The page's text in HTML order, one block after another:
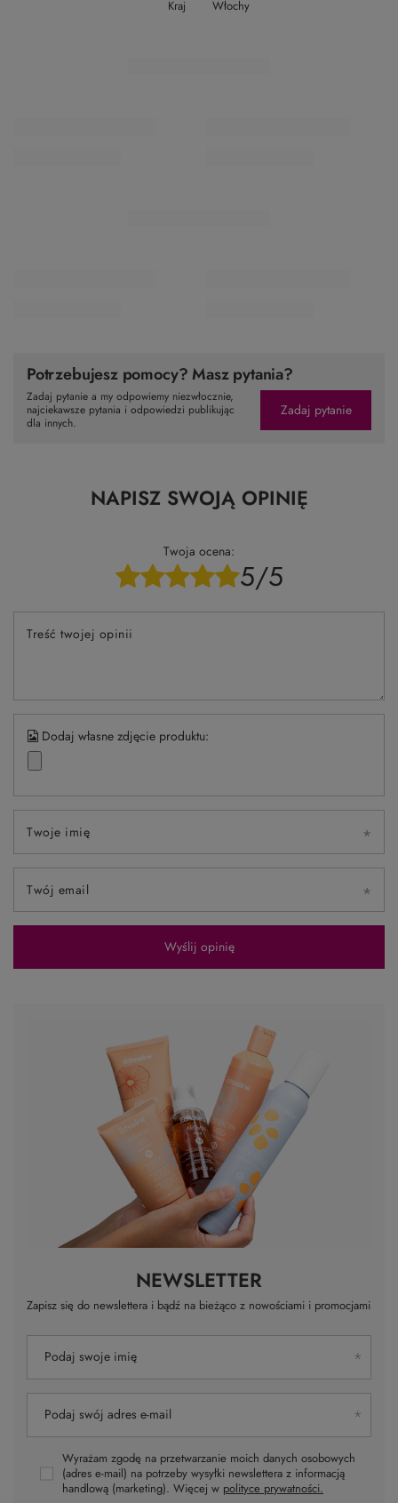
Kraj Włochy
Potrzebujesz pomocy? Masz pytania?
Zadaj pytanie a my odpowiemy niezwłocznie,
najciekawsze pytania i odpowiedzi publikując
dla innych.
Zadaj pytanie
NAPISZ SWOJĄ OPINIĘ
Twoja ocena:
5/5
Treść twojej opinii
Dodaj własne zdjęcie produktu:
Twoje imię
Twój email
Wyślij opinię
NEWSLETTER
Zapisz się do newslettera i bądź na bieżąco z nowościami i promocjami
Podaj swoje imię
Podaj swój adres e-mail
Wyrażam zgodę na przetwarzanie moich danych osobowych
(adres e-mail) na potrzeby wysyłki newslettera z informacją
handlową (marketing). Więcej w polityce prywatności.